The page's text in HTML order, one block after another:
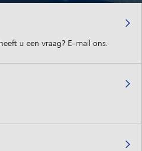
u een vraag? E-mail ons.